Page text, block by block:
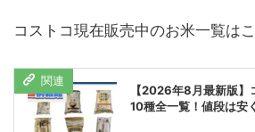
コストコ現在販売中のお米一覧は
【2026年8月最新版】
10種全一覧！値段は安